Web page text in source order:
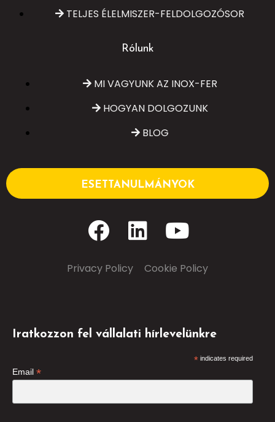
TELJES ÉLELMISZER-FELDOLGOZÓSOR
Rólunk
MI VAGYUNK AZ INOX-FER
HOGYAN DOLGOZUNK
BLOG
ESETTANULMÁNYOK
Privacy Policy Cookie Policy
Iratkozzon fel vállalati hírlevelünkre
*indicates required
Email *